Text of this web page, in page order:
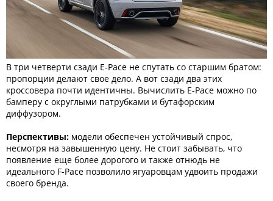
В три четверти сзади E-Pace не спутать со старшим братом:
пропорции делают свое дело. А вот сзади два этих
кроссовера почти идентичны. Вычислить E-Pace можно по
бамперу с округлыми патрубками и бутафорским
диффузором.
Перспективы: модели обеспечен устойчивый спрос,
несмотря на завышенную цену. Не стоит забывать, что
появление еще более дорогого и также отнюдь не
идеального F-Pace позволило ягуаровцам удвоить продажи
своего бренда.